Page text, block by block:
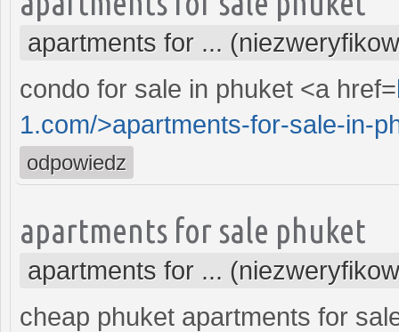
apartments for ...
condo for sale in phuket <a href=
1.com/>apartments-for-sale-in-
odpowiedz
apartments for sale phuket
apartments for ...
cheap phuket apartments for